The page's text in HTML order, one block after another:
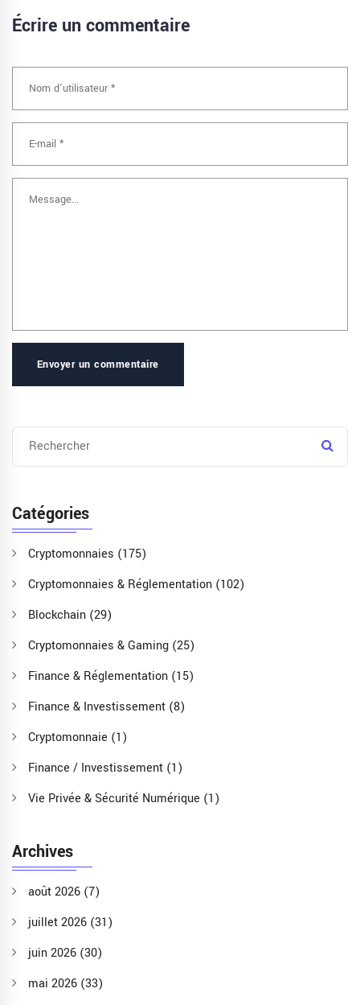
Écrire un commentaire
Envoyer un commentaire
Catégories
Cryptomonnaies (175)
Cryptomonnaies & Réglementation (102)
Blockchain (29)
Cryptomonnaies & Gaming (25)
Finance & Réglementation (15)
Finance & Investissement (8)
Cryptomonnaie (1)
Finance / Investissement (1)
Vie Privée & Sécurité Numérique (1)
Archives
août 2026 (7)
juillet 2026 (31)
juin 2026 (30)
mai 2026 (33)